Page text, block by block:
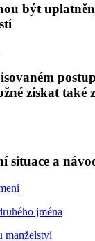
být
získat také
situace a
jména
manželství